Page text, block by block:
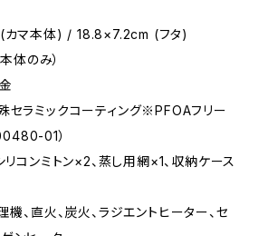
(カマ本体) / 18.8×7.2cm (フタ)
体のみ）
セラミックコーティング※PFOAフリー
01）
リコンミトン×2、蒸し用網×1、収納ケース
機、直火、炭火、ラジエントヒーター、セ